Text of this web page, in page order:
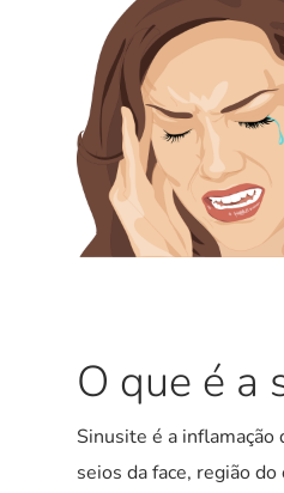
O que é a
Sinusite é a inflamação
seios da face, região